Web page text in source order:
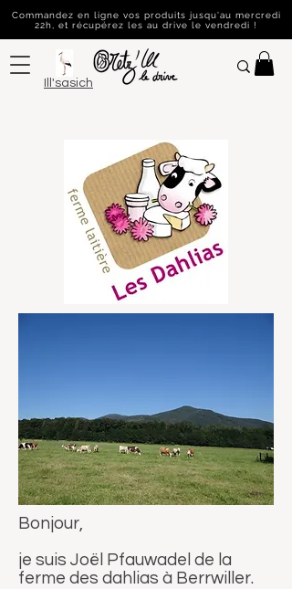
Commandez en ligne vos produits jusqu'au mercredi
22h, et récupérez les au drive le vendredi !
Ill'sasich
Bonjour,
je suis Joël Pfauwadel de la
ferme des dahlias à Berrwiller.